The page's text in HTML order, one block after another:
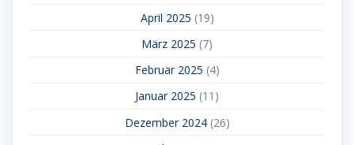
April 2025 (19)
März 2025 (7)
Februar 2025 (4)
Januar 2025 (11)
Dezember 2024(26)